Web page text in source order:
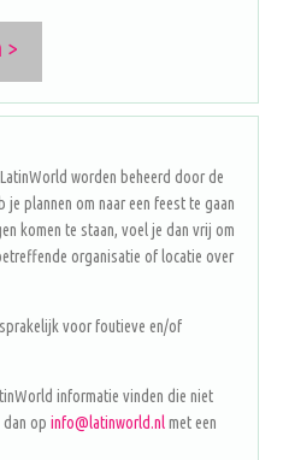
>
worden beheerd door de
plannen om naar een feest te gaan
komen te staan, voel je dan vrij om
organisatie of locatie over
voor foutieve en/of
informatie vinden die niet
op info@latinworld.nlmet een